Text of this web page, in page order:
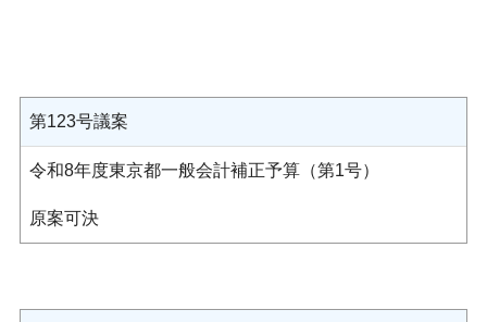
第123号議案
令和8年度東京都一般会計補正予算（第1号）
原案可決